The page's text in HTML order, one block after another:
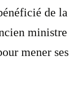
de la
ministre
mener ses